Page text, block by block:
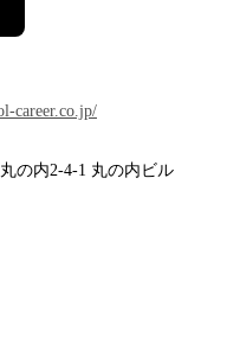
career.co.jp/
の内2-4-1 丸の内ビル